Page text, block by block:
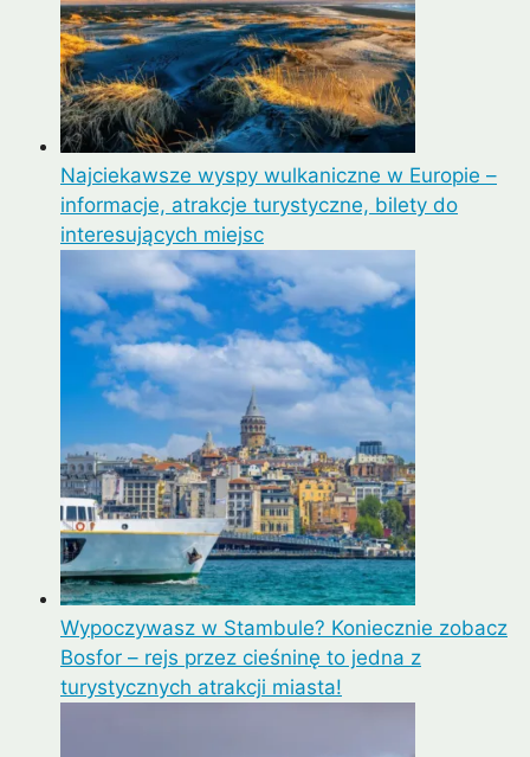
Najciekawsze wyspy wulkaniczne w Europie –
informacje, atrakcje turystyczne, bilety do
interesujących miejsc
Wypoczywasz w Stambule? Koniecznie zobacz
Bosfor – rejs przez cieśninę to jedna z
turystycznych atrakcji miasta!